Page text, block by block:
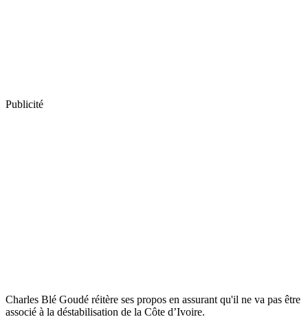
Publicité
Charles Blé Goudé réitère ses propos en assurant qu'il ne va pas être
associé à la déstabilisation de la Côte d’Ivoire.